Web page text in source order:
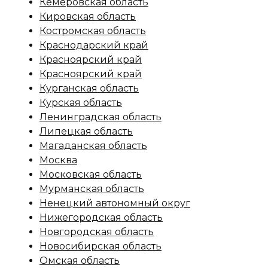
Кировская область
Костромская область
Краснодарский край
Красноярский край
Красноярский край
Курганская область
Курская область
Ленинградская область
Липецкая область
Магаданская область
Москва
Московская область
Мурманская область
Ненецкий автономный округ
Нижегородская область
Новгородская область
Новосибирская область
Омская область